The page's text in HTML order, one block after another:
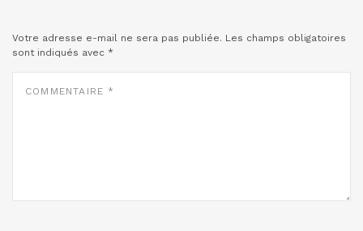
Votre adresse e-mail ne sera pas publiée. Les champs obligatoires
sont indiqués avec *